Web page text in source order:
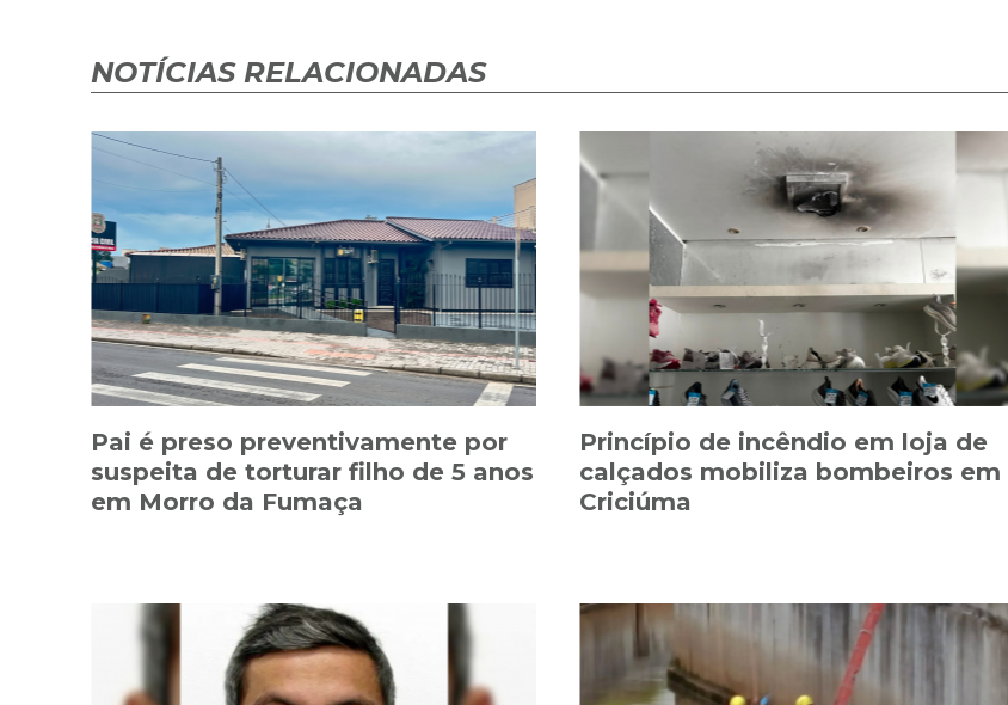
NOTÍCIAS RELACIONADAS
Pai é preso preventivamente por
suspeita de torturar filho de 5 anos
em Morro da Fumaça
Princípio de incêndio em loja de
calçados mobiliza bombeiros em
Criciúma